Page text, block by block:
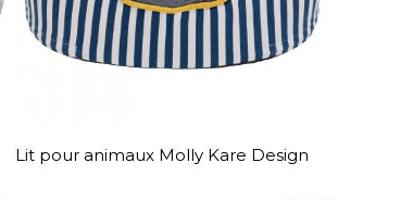
Lit pour animaux Molly Kare Design